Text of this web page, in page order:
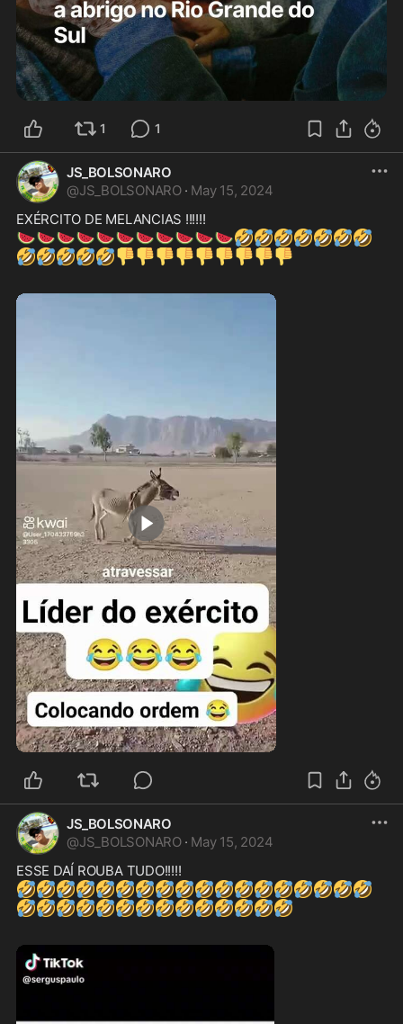
1 1
JS_BOLSONARO
@JS_BOLSONARO · May 15, 2024
🍉🍉🍉🍉🍉🍉🍉🍉🍉🍉🍉🤣🤣🤣🤣🤣🤣🤣
🤣🤣🤣🤣🤣👎👎👎👎👎👎👎👎👎
0:31
JS_BOLSONARO
@JS_BOLSONARO · May 15, 2024
🤣🤣🤣🤣🤣🤣🤣🤣🤣🤣🤣🤣🤣🤣🤣🤣🤣🤣
🤣🤣🤣🤣🤣🤣🤣🤣🤣🤣🤣🤣🤣🤣